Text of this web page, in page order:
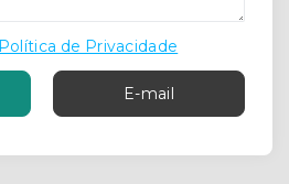
Política de Privacidade
E-mail